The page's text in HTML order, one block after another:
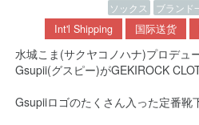
ソックス ブランド
Int'l Shipping 国际送货
水城こま(サクヤコノハナ)プロデュ
Gsupii(グスピー)がGEKIROCK
Gsupiiロゴのたくさん入った定番靴